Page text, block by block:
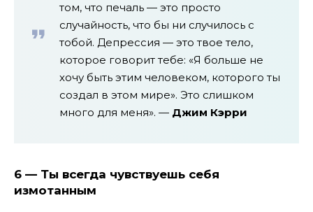
том, что печаль — это просто
случайность, что бы ни случилось с
тобой. Депрессия — это твое тело,
которое говорит тебе: «Я больше не
хочу быть этим человеком, которого ты
создал в этом мире». Это слишком
много для меня». — Джим Кэрри
6 — Ты всегда чувствуешь себя
измотанным